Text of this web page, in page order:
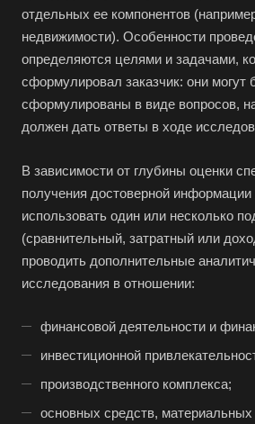
отдельных ее компонентов
недвижимости). Особенности
определяются целями и задачами,
сформулировал заказчик: они могут
сформулированы в виде вопросов,
должен дать ответы в ходе
В зависимости от глубины оценки
получения достоверной
использовать один или несколько
(сравнительный, затратный или
проводить дополнительные
исследования в отношении:
финансовой деятельности и
инвестиционной
производственного комплекса;
основных средств,
Великий Устюг
Вельск
Верещагино
Верхний Уфалей
Верхняя Пышма
Верхняя Салда
Видное
Владивосток
Владикавказ
Владимир
Волгодонск
Волжский